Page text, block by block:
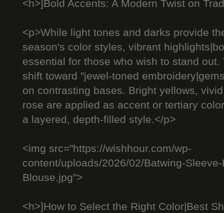
<h>]Bold Accents: A Modern Twist on
<p>While light tones and darks provide
season's color styles, vibrant
essential for those who wish to stand
shift toward "jewel-toned
on contrasting bases. Bright yellows,
rose are applied as accent or tertiary
a layered, depth-filled style.</p>
<img src="https://wishhour.com/wp-
content/uploads/2026/02/Batwing-
Blouse.jpg">
<h>]How to Select the Right Color|Best